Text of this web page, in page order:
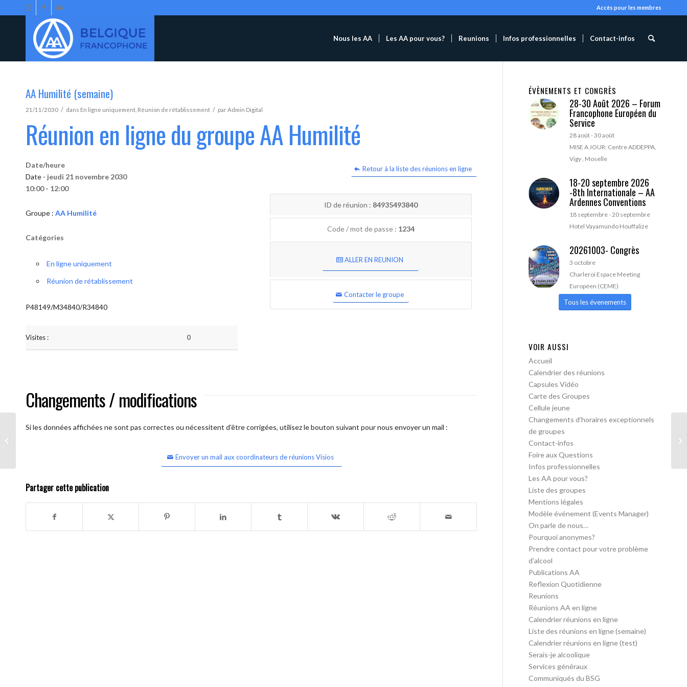
Accès pour les membres
Nous les AA Les AA pour vous? Reunions Infos professionnelles Contact-infos
AA Humilité (semaine)
21/11/2030 / dans En ligne uniquement Réunion de rétablissement / parAdmin Digital
Réunion en ligne du groupe AA Humilité
Retour à la liste des réunions en ligne
Date/heure
Date - jeudi 21 novembre 2030
10:00 - 12:00
Groupe : AA Humilité
Catégories
En ligne uniquement
Réunion de rétablissement
P48149/M34840/R34840
Visites : 0
ID de réunion : 84935493840
Code / mot de passe : 1234
ALLER EN REUNION
Contacter le groupe
Changements / modifications
Si les données affichées ne sont pas correctes ou nécessitent d'être corrigées, utilisez le bouton suivant pour nous envoyer un mail :
Envoyer un mail aux coordinateurs de réunions Visios
Partager cette publication
ÉVÈNEMENTS ET CONGRÈS
28-30 Août 2026 – Forum
Francophone Européen du
Service
28 août-30 août
MISE A JOUR: Centre ADDEPPA,
Vigy , Moselle
18-20 septembre 2026
-8th Internationale – AA
Ardennes Conventions
18 septembre-20 septembre
Hotel Vayamundo Houffalize
20261003- Congrès
3 octobre
Charleroi Espace Meeting
Européen (CEME)
Tous les évenements
VOIR AUSSI
Accueil
Calendrier des réunions
Capsules Vidéo
Carte des Groupes
Cellule jeune
Changements d’horaires exceptionnels
de groupes
Contact-infos
Foire aux Questions
Infos professionnelles
Les AA pour vous?
Liste des groupes
Mentions légales
Modèle événement (Events Manager)
On parle de nous…
Pourquoi anonymes?
Prendre contact pour votre problème
d’alcool
Publications AA
Reflexion Quotidienne
Reunions
Réunions AA en ligne
Calendrier réunions en ligne
Liste des réunions en ligne (semaine)
Calendrier réunions en ligne (test)
Serais-je alcoolique
Services généraux
Communiqués du BSG